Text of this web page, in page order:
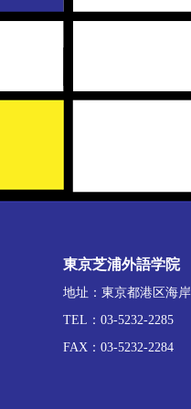
東京芝浦外語学院
地址：東京都港区海
TEL：03-5232-2285
FAX：03-5232-2284